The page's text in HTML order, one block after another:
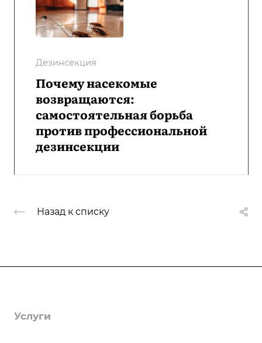
Дезинсекция
Почему насекомые
возвращаются:
самостоятельная борьба
против профессиональной
дезинсекции
Назад к списку
О компании
Услуги